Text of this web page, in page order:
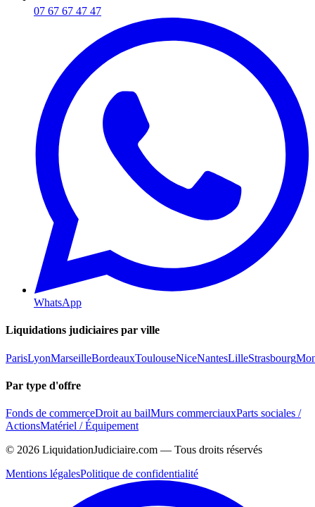
07 67 67 47 47
WhatsApp
Liquidations judiciaires par ville
ParisLyonMarseilleBordeauxToulouseNiceNantesLilleStrasbourg
Par type d'offre
Fonds de commerceDroit au bailMurs commerciauxParts sociales /
ActionsMatériel / Équipement
© 2026 LiquidationJudiciaire.com — Tous droits réservés
Mentions légalesPolitique de confidentialité